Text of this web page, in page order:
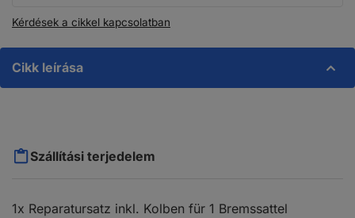
Kérdések a cikkel kapcsolatban
Cikk leírása
Szállítási terjedelem
1x Reparatursatz inkl. Kolben für 1 Bremssattel